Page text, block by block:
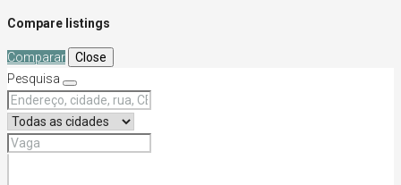
Compare listings
Comparar
Close
Pesquisa